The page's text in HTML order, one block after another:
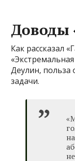
Доводы
Как рассказал
Деулин, польза
задачи.